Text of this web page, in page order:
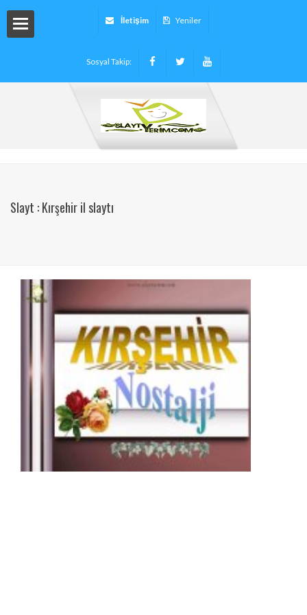
İletişim Yeniler
Sosyal Takip:
Slayt : Kırşehir il slaytı